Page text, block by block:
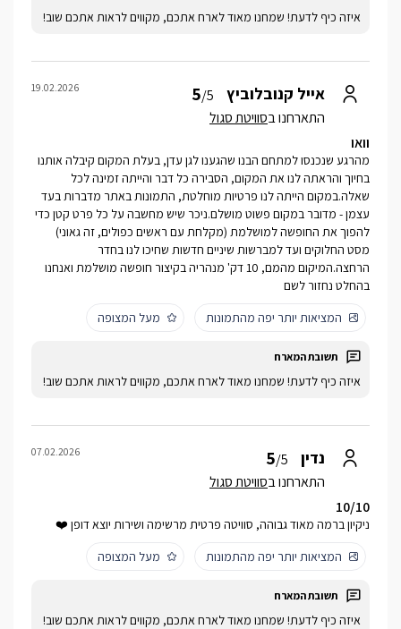
איזה כיף לדעת! שמחנו מאוד לארח אתכם, מקווים לראות אתכם שוב!
אייל קנובלוביץ 5/5
התארחנו בסוויטת סגול
19.02.2026
וואו
מהרגע שנכנסו למתחם הבנו שהגענו לגן עדן, בעלת המקום קיבלה אותנו
בחיוך והראתה לנו את המקום, הסבירה כל דבר והייתה זמינה לכל
שאלה.במקום הייתה לנו פרטיות מוחלטת, התמונות באתר מדברות בעד
עצמן - מדובר במקום פשוט מושלם.ניכר שיש מחשבה על כל פרט קטן כדי
להפוך את החופשה למושלמת (מקלחת עם ראשים כפולים, זה גאוני)
מסט החלוקים ועד למברשות שיניים חדשות שחיכו לנו בחדר
הרחצה.המיקום מהמם, 10 דק' מנהריה בקיצור חופשה מושלמת ואנחנו
בהחלט נחזור לשם
המציאות יותר יפה מהתמונות
מעל המצופה
איזה כיף לדעת! שמחנו מאוד לארח אתכם, מקווים לראות אתכם שוב!
נדין 5/5
התארחנו בסוויטת סגול
07.02.2026
10/10
ניקיון ברמה מאוד גבוהה, סוויטה פרטית מרשימה ושירות יוצא דופן ❤️
המציאות יותר יפה מהתמונות
מעל המצופה
איזה כיף לדעת! שמחנו מאוד לארח אתכם, מקווים לראות אתכם שוב!